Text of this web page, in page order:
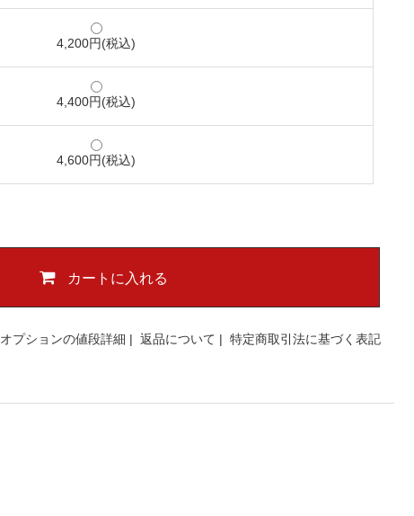
4,200円(税込)
4,400円(税込)
4,600円(税込)
カートに入れる
オプションの値段詳細 | 返品について | 特定商取引法に基づく表記